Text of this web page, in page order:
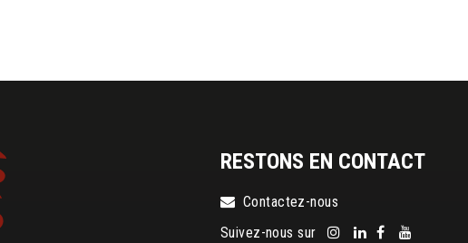
RESTONS EN CONTACT
Contactez-nous
Suivez-nous sur